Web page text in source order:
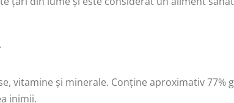
vitamine și minerale. Conține aproximativ 77%
inimii.